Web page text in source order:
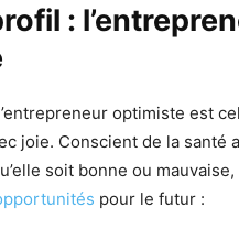
:
optimiste est
joie. Conscient de la santé
soit bonne ou
pour le futur :